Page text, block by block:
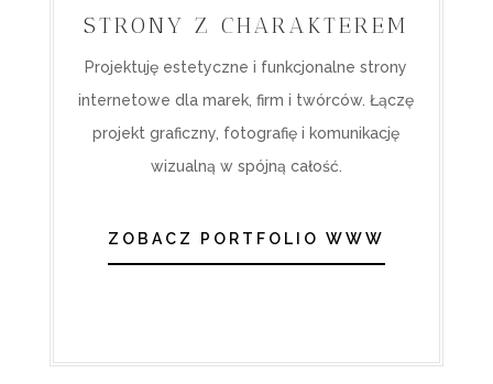
STRONY Z CHARAKTEREM
Projektuję estetyczne i funkcjonalne strony
internetowe dla marek, firm i twórców. Łączę
projekt graficzny, fotografię i komunikację
wizualną w spójną całość.
ZOBACZ PORTFOLIO WWW